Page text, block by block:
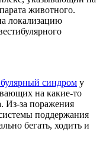
животного.
локализацию
синдром у
на какие-то
Из-за поражения
поддержания
бегать, ходить и